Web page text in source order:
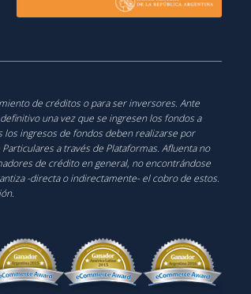
de créditos o para ser inversores. Ante
una vez que se ingresen los fondos a
ingresos de fondos deben realizarse por
a través de Plataformas. Afluenta no
de crédito en general, no encontrándose
-directa o indirectamente- el cobro de estos.